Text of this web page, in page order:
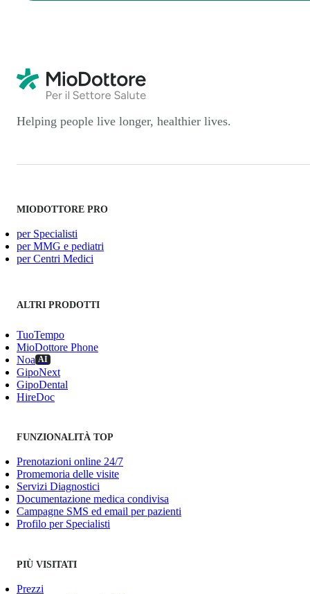
Helping people live longer, healthier lives.
MIODOTTORE PRO
per Specialisti
per MMG e pediatri
per Centri Medici
ALTRI PRODOTTI
TuoTempo
MioDottore Phone
Noa AI
GipoNext
GipoDental
HireDoc
FUNZIONALITÀ TOP
Prenotazioni online 24/7
Promemoria delle visite
Servizi Diagnostici
Documentazione medica condivisa
Campagne SMS ed email per pazienti
Profilo per Specialisti
PIÙ VISITATI
Prezzi